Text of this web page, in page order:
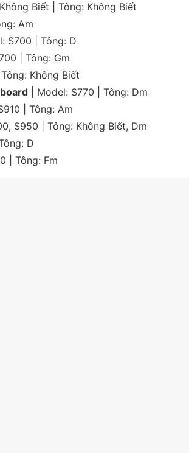
Không Biết | Tông: Không Biết
Am
S700 | Tông: D
| Tông: Gm
Tông: Không Biết
| Model: S770 | Tông: Dm
| Tông: Am
, S950 | Tông: Không Biết, Dm
D
| Tông: Fm